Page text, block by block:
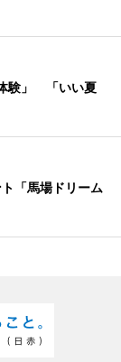
験」 「いい夏
「馬場ドリーム